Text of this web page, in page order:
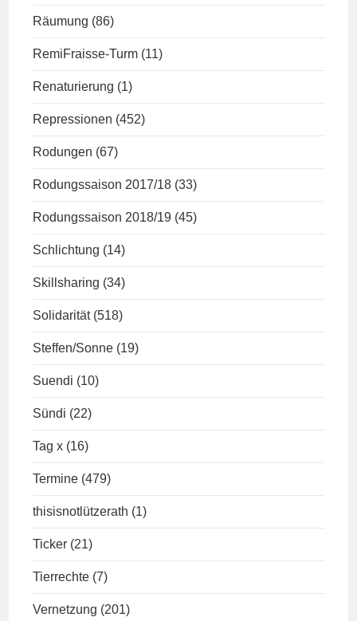
Räumung (86)
RemiFraisse-Turm (11)
Renaturierung (1)
Repressionen (452)
Rodungen (67)
Rodungssaison 2017/18 (33)
Rodungssaison 2018/19 (45)
Schlichtung (14)
Skillsharing (34)
Solidarität (518)
Steffen/Sonne (19)
Suendi (10)
Sündi (22)
Tag x (16)
Termine (479)
thisisnotlützerath (1)
Ticker (21)
Tierrechte (7)
Vernetzung (201)